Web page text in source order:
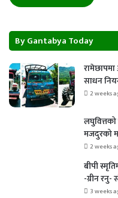
By Gantabya Today
साधन
2 weeks
मजदुरको
2 weeks
बीपी
-ग्रीन रनु-
3 weeks